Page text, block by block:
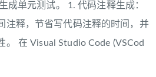
成单元测试。 1. 代码注释生成：
注释，节省写代码注释的时间，并
。 在 Visual Studio Code (VSCod